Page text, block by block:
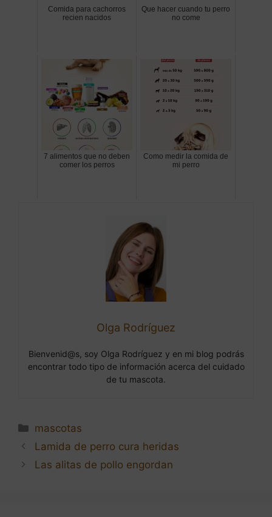
Comida para cachorros
recien nacidos
Que hacer cuando tu perro
no come
7 alimentos que no deben
comer los perros
Como medir la comida de
mi perro
Olga Rodríguez
Bienvenid@s, soy Olga Rodríguez y en mi blog podrás
encontrar todo tipo de información acerca del cuidado
de tu mascota.
Categorías
mascotas
Navegación
de
Lamida de perro cura heridas
Las alitas de pollo engordan